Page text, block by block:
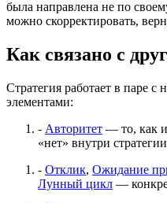
была направлена не по
можно скорректировать,
Как связано с
Стратегия работает в паре
элементами:
- Авторитет — то, как
«нет» внутри стратегии
- Отклик, Ожидание
Лунный цикл —